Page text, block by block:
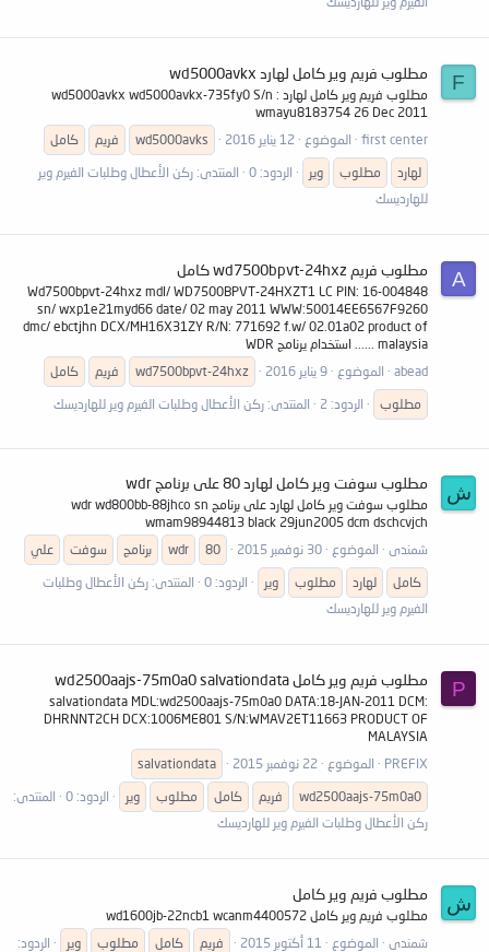
F مطلوب فريم وير كامل لهارد wd5000avkx
مطلوب فريم وير كامل لهارد wd5000avkx wd5000avkx-735fy0 S/n :
wmayu8183754 26 Dec 2011
first center
الموضوع 12 يناير 2016 wd5000avks فريم
كامل
لهارد
مطلوب وير الردود: 0 المنتدى: ركن الأعطال وطلبات الفيرم وير
للهارديسك
A مطلوب فريم wd7500bpvt-24hxz كامل
Wd7500bpvt-24hxz mdl/ WD7500BPVT-24HXZT1 LC PIN: 16-004848
sn/ wxp1e21myd66 date/ 02 may 2011 WWW:50014EE6567F9260
dmc/ ebctjhn DCX/MH16X31ZY R/N: 771692 f.w/ 02.01a02 product of
malaysia ...... استخدام يرنامج WDR
abead
الموضوع 9 يناير 2016 wd7500bpvt-24hxz فريم
كامل
مطلوب
الردود: 2 المنتدى: ركن الأعطال وطلبات الفيرم وير للهارديسك
ش مطلوب سوفت وير كامل لهارد 80 على برنامج wdr
مطلوب سوفت وير كامل لهارد على برنامج wdr wd800bb-88jhco sn
wmam98944813 black 29jun2005 dcm dschcvjch
شمندى
الموضوع 30 نوفمبر 2015 80
wdr برنامج سوفت
علي
كامل
لهارد مطلوب وير الردود: 0 المنتدى: ركن الأعطال وطلبات
الفيرم وير للهارديسك
P مطلوب فريم وير كامل wd2500aajs-75m0a0 salvationdata
salvationdata MDL:wd2500aajs-75m0a0 DATA:18-JAN-2011 DCM:
DHRNNT2CH DCX:1006ME801 S/N:WMAV2ET11663 PRODUCT OF
MALAYSIA
PREFIX
الموضوع 22 نوفمبر 2015
salvationdata
wd2500aajs-75m0a0
فريم كامل مطلوب وير الردود: 0
المنتدى:
ركن الأعطال وطلبات الفيرم وير للهارديسك
ش مطلوب فريم وير كامل
مطلوب فريم وير كامل wd1600jb-22ncb1 wcanm4400572
شمندى
الموضوع 11 أكتوبر 2015 فريم كامل مطلوب وير
الردود: